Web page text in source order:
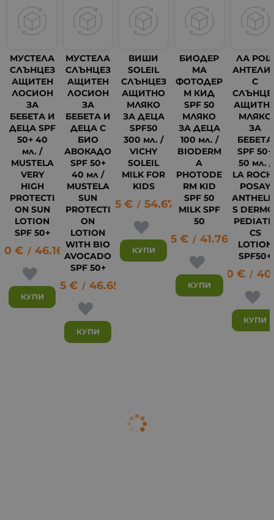
МУСТЕЛА
СЛЪНЦЕЗ
АЩИТЕН
ЛОСИОН
ЗА
БЕБЕТА И
ДЕЦА SPF
50+ 40
мл. /
MUSTELA
VERY
HIGH
PROTECTI
ON SUN
LOTION
SPF 50+
€ / 46.16 лв.
КУПИ
МУСТЕЛА
СЛЪНЦЕЗ
АЩИТЕН
ЛОСИОН
ЗА
БЕБЕТА И
ДЕЦА С
БИО
АВОКАДО
SPF 50+
40 мл /
MUSTELA
SUN
PROTECTI
ON
LOTION
WITH BIO
AVOCADO
SPF 50+
23.85 € / 46.65
КУПИ
ВИШИ
SOLEIL
СЛЪНЦЕЗ
АЩИТНО
МЛЯКО
ЗА ДЕЦА
SPF50
300 мл. /
VICHY
SOLEIL
MILK FOR
KIDS
27.95 € / 54.67 лв.
КУПИ
БИОДЕР
МА
ФОТОДЕР
М КИД
SPF 50
МЛЯКО
ЗА ДЕЦА
100 мл. /
BIODERM
A
PHOTODE
RM KID
SPF 50
MILK SPF
50
21.35 € / 41.76 лв.
КУПИ
ЛА РОШ
С
МЛЯКО
ЗА
БЕБЕТА
SPF 50+
50 мл. /
LA
POSAY
S
CS
LOTION
SPF50+
20.80 € /
КУПИ